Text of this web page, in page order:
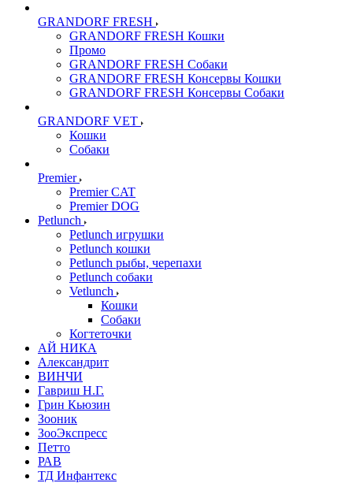
GRANDORF FRESH
GRANDORF FRESH Кошки
Промо
GRANDORF FRESH Собаки
GRANDORF FRESH Консервы Кошки
GRANDORF FRESH Консервы Собаки
GRANDORF VET
Кошки
Собаки
Premier
Premier CAT
Premier DOG
Petlunch
Petlunch игрушки
Petlunch кошки
Petlunch рыбы, черепахи
Petlunch собаки
Vetlunch
Кошки
Собаки
Когтеточки
АЙ НИКА
Александрит
ВИНЧИ
Гавриш Н.Г.
Грин Кьюзин
Зооник
ЗооЭкспресс
Петто
РАВ
ТД Инфантекс